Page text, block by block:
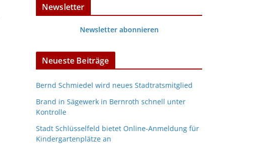
Newsletter
Newsletter abonnieren
Neueste Beiträge
Bernd Schmiedel wird neues Stadtratsmitglied
Brand in Sägewerk in Bernroth schnell unter
Kontrolle
Stadt Schlüsselfeld bietet Online-Anmeldung für
Kindergartenplätze an